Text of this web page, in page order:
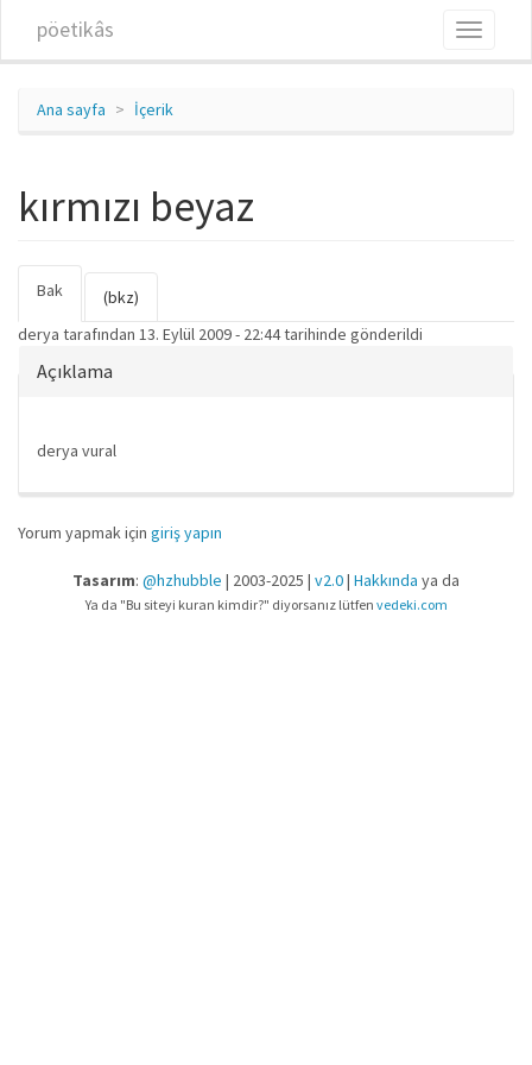
pöetikâs
Toggle
Ana sayfa İçerik
kırmızı beyaz
Birincil sekmeler
Bak
sekme)
(bkz)
derya tarafından 13. Eylül 2009 - 22:44 tarihinde gönderildi
Gizle
Açıklama
derya vural
Yorum yapmak için giriş yapın
Tasarım: @hzhubble | 2003-2025 | v2.0| Hakkında ya da
Ya da "Bu siteyi kuran kimdir?" diyorsanız lütfen vedeki.com